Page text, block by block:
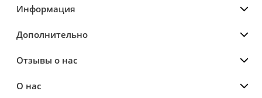
Информация
Дополнительно
Отзывы о нас
О нас